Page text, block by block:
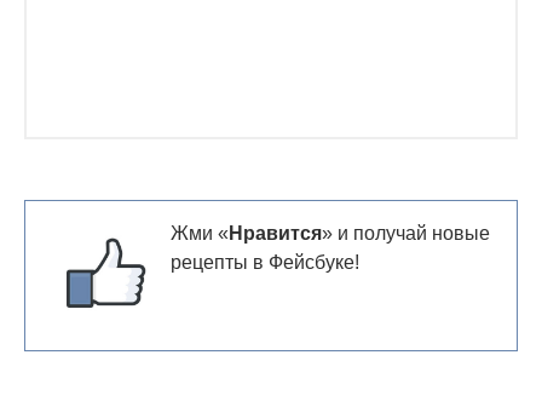
Жми « Нравится» и получай новые
рецепты в Фейсбуке!